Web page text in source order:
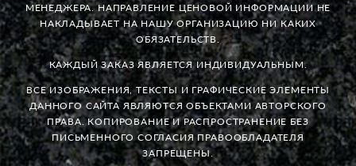
МЕНЕДЖЕРА. НАПРАВЛЕНИЕ ЦЕНОВОЙ ИНФОРМАЦИИ НЕ
НАКЛАДЫВАЕТ НА НАШУ ОРГАНИЗАЦИЮ НИ КАКИХ
ОБЯЗАТЕЛЬСТВ.
КАЖДЫЙ ЗАКАЗ ЯВЛЯЕТСЯ ИНДИВИДУАЛЬНЫМ.
ВСЕ ИЗОБРАЖЕНИЯ, ТЕКСТЫ И ГРАФИЧЕСКИЕ ЭЛЕМЕНТЫ
ДАННОГО САЙТА ЯВЛЯЮТСЯ ОБЪЕКТАМИ АВТОРСКОГО
ПРАВА. КОПИРОВАНИЕ И РАСПРОСТРАНЕНИЕ БЕЗ
ПИСЬМЕННОГО СОГЛАСИЯ ПРАВООБЛАДАТЕЛЯ
ЗАПРЕЩЕНЫ.